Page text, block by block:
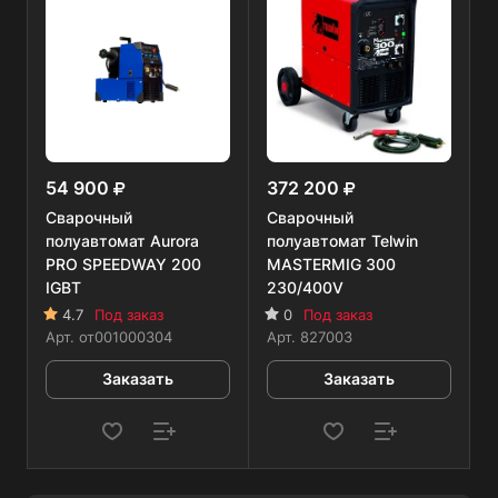
54 900
Сварочный
полуавтомат Aurora
PRO SPEEDWAY 200
IGBT
4.7
Под заказ
Арт. от001000304
Заказать
372 200
Сварочный
полуавтомат Telwin
MASTERMIG 300
230/400V
0
Под заказ
Арт. 827003
Заказать